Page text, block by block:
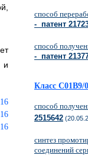
и
способ
- патент
способ
- патент
Класс C01B9/
способ
2515642
синтез
соединений